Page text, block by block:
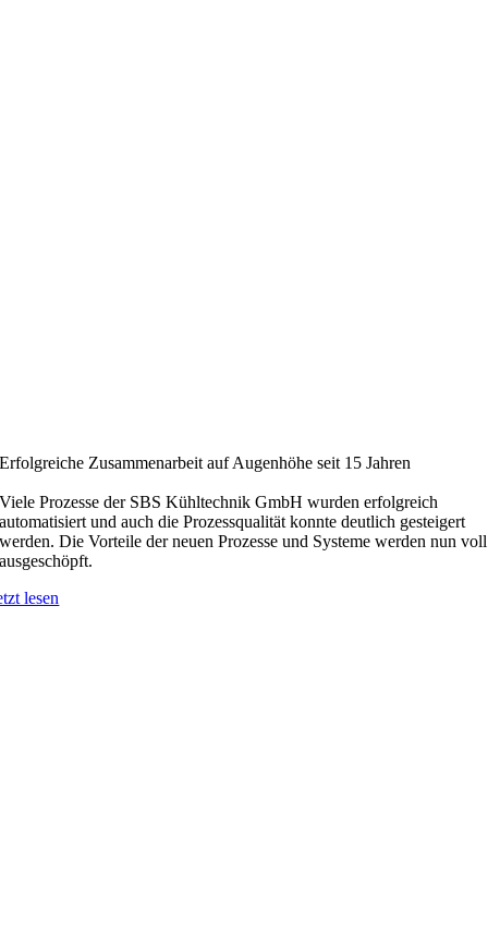
Erfolgreiche Zusammenarbeit auf Augenhöhe seit 15 Jahren
Viele Prozesse der SBS Kühltechnik GmbH wurden erfolgreich
automatisiert und auch die Prozessqualität konnte deutlich gesteigert
werden. Die Vorteile der neuen Prozesse und Systeme werden nun voll
ausgeschöpft.
lesen